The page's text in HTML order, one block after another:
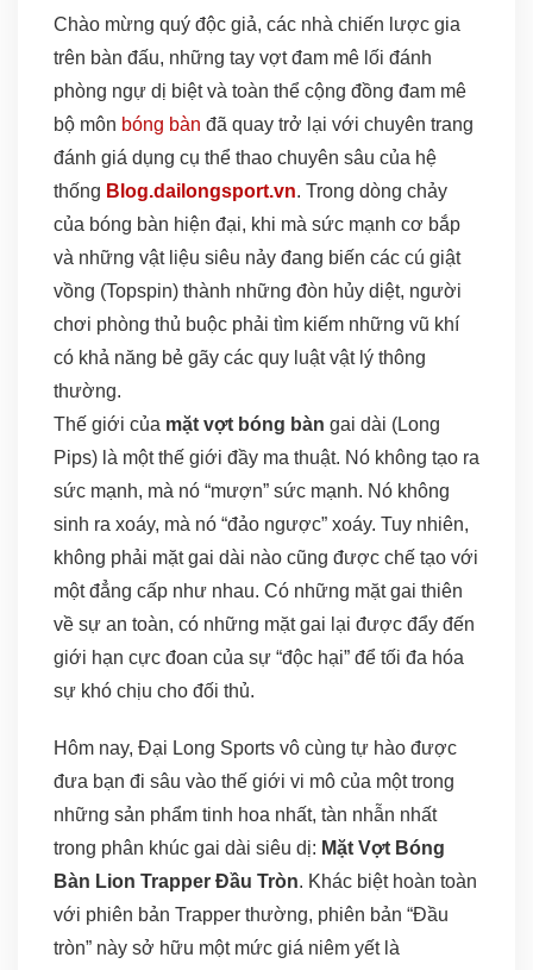
Chào mừng quý độc giả, các nhà chiến lược gia
trên bàn đấu, những tay vợt đam mê lối đánh
phòng ngự dị biệt và toàn thể cộng đồng đam mê
bộ môn bóng bàn đã quay trở lại với chuyên trang
đánh giá dụng cụ thể thao chuyên sâu của hệ
thống Blog.dailongsport.vn. Trong dòng chảy
của bóng bàn hiện đại, khi mà sức mạnh cơ bắp
và những vật liệu siêu nảy đang biến các cú giật
vồng (Topspin) thành những đòn hủy diệt, người
chơi phòng thủ buộc phải tìm kiếm những vũ khí
có khả năng bẻ gãy các quy luật vật lý thông
thường.
Thế giới của mặt vợt bóng bàn gai dài (Long
Pips) là một thế giới đầy ma thuật. Nó không tạo ra
sức mạnh, mà nó “mượn” sức mạnh. Nó không
sinh ra xoáy, mà nó “đảo ngược” xoáy. Tuy nhiên,
không phải mặt gai dài nào cũng được chế tạo với
một đẳng cấp như nhau. Có những mặt gai thiên
về sự an toàn, có những mặt gai lại được đẩy đến
giới hạn cực đoan của sự “độc hại” để tối đa hóa
sự khó chịu cho đối thủ.
Hôm nay, Đại Long Sports vô cùng tự hào được
đưa bạn đi sâu vào thế giới vi mô của một trong
những sản phẩm tinh hoa nhất, tàn nhẫn nhất
trong phân khúc gai dài siêu dị: Mặt Vợt Bóng
Bàn Lion Trapper Đầu Tròn. Khác biệt hoàn toàn
với phiên bản Trapper thường, phiên bản “Đầu
tròn” này sở hữu một mức giá niêm yết là